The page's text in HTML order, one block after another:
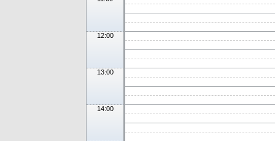
12:00
13:00
14:00